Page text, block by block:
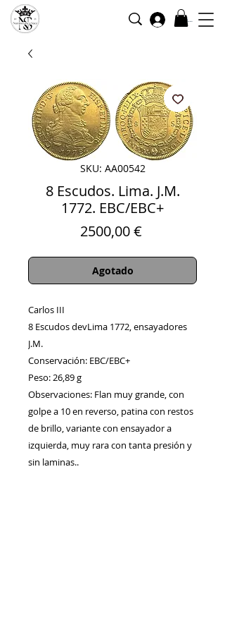
Iniciar sesión
SKU: AA00542
8 Escudos. Lima. J.M.
1772. EBC/EBC+
2500,00 €Precio
Agotado
Carlos III
8 Escudos devLima 1772, ensayadores
J.M.
Conservación: EBC/EBC+
Peso: 26,89 g
Observaciones: Flan muy grande, con
golpe a 10 en reverso, patina con restos
de brillo, variante con ensayador a
izquierda, muy rara con tanta presión y
sin laminas..